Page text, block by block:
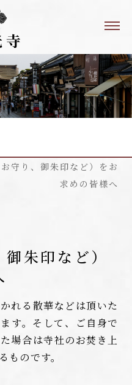
守り、御朱印など）をお
求めの皆様へ
朱印など）
れる散華などは頂いた
す。そして、ご自身で
場合は寺社のお焚き上
ものです。